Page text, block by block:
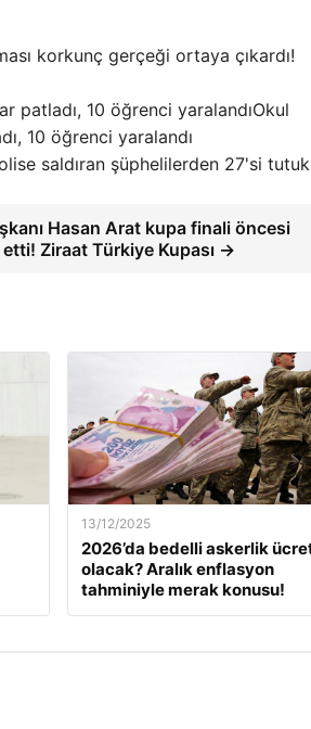
korkunç gerçeği ortaya çıkardı!
Okul
10 öğrenci yaralandı
saldıran şüphelilerden 27'si
Hasan Arat kupa finali öncesi
Ziraat Türkiye Kupası →
13/12/2025
2026’da bedelli askerlik
olacak? Aralık enflasyon
tahminiyle merak konusu!